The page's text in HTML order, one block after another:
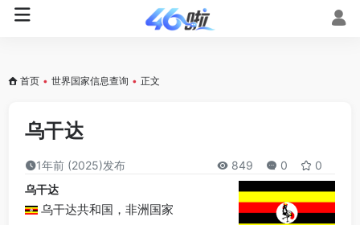
首页 • 世界国家信息查询 • 正文
乌干达
1年前 (2025)发布 849 0
0
乌干达
乌干达共和国，非洲国家